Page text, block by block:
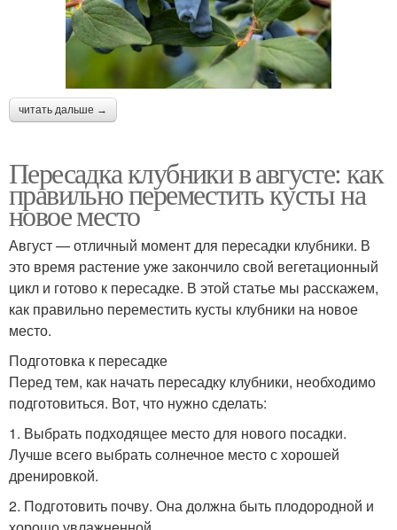
читать дальше →
Пересадка клубники в августе: как
правильно переместить кусты на
новое место
Август — отличный момент для пересадки клубники. В
это время растение уже закончило свой вегетационный
цикл и готово к пересадке. В этой статье мы расскажем,
как правильно переместить кусты клубники на новое
место.
Подготовка к пересадке
Перед тем, как начать пересадку клубники, необходимо
подготовиться. Вот, что нужно сделать:
1. Выбрать подходящее место для нового посадки.
Лучше всего выбрать солнечное место с хорошей
дренировкой.
2. Подготовить почву. Она должна быть плодородной и